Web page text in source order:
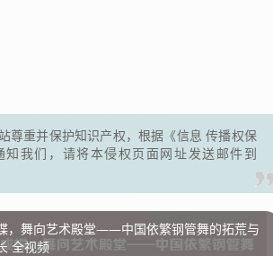
尊重并保护知识产权，根据《信息 传播权保
我们，请将本侵权页面网址发送邮件到
，舞向艺术殿堂——中国依繁钢管舞的拓荒与
全视频